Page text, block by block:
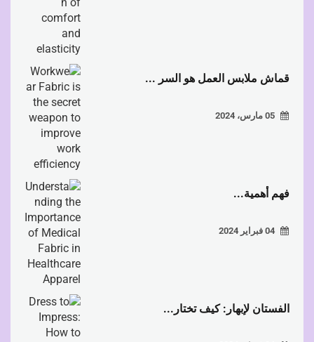
قماش ملابس العمل هو السر ...
فهم أهمية...
الفستان لإبهار: كيف تختار...